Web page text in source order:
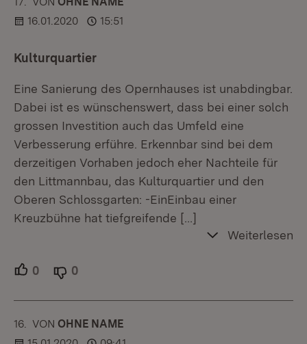
16.01.2020
15:51
Kulturquartier
Eine Sanierung des Opernhauses ist unabdingbar.
Dabei ist es wünschenswert, dass bei einer solch
grossen Investition auch das Umfeld eine
Verbesserung erführe. Erkennbar sind bei dem
derzeitigen Vorhaben jedoch eher Nachteile für
den Littmannbau, das Kulturquartier und den
Oberen Schlossgarten: -EinEinbau einer
Kreuzbühne hat tiefgreifende […]
Weiterlesen
0 Unterstützer.
0
16. KOMMENTAR
VON :OHNE NAME